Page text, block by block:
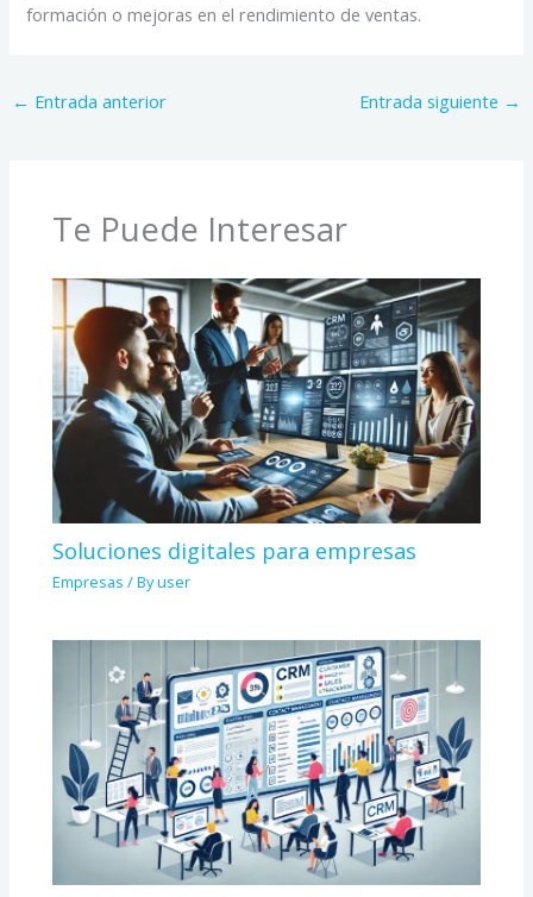
formación o mejoras en el rendimiento de ventas.
← Entrada anterior Entrada siguiente →
Te Puede Interesar
Soluciones digitales para empresas
Empresas / Byuser